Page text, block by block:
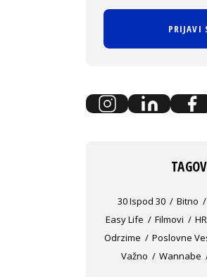
PRIJAVI
30 Ispod 30 Bitno
Easy Life
Filmovi HR
Odrzime
Poslovne
Važno
Wannabe